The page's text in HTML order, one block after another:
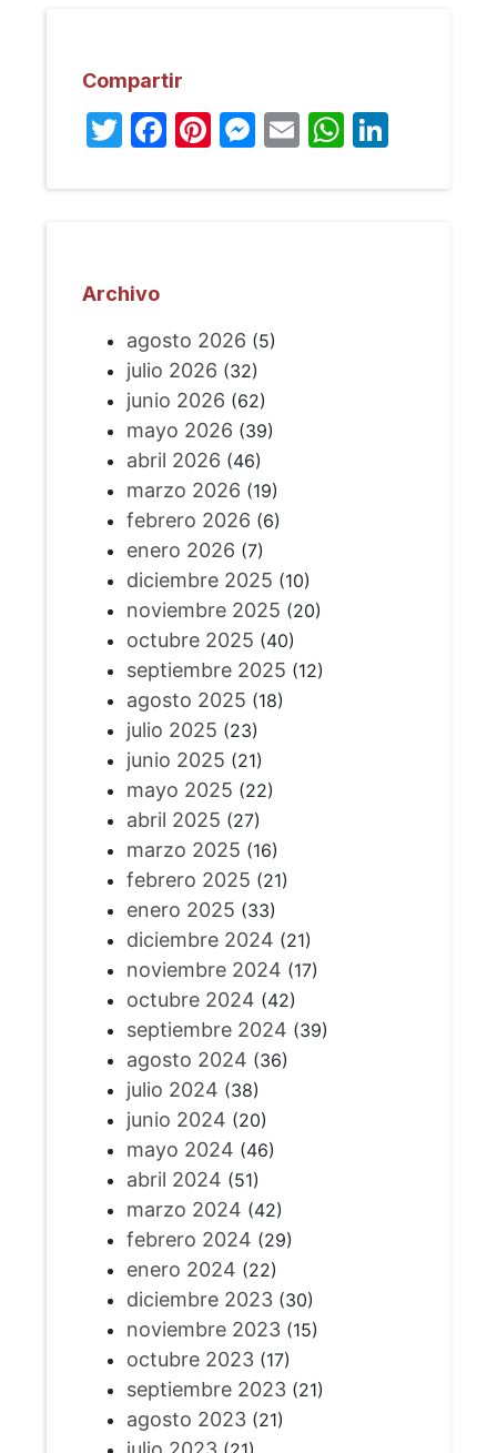
Compartir
Twitter
Facebook
Pinterest
Messenger
Email
Archivo
agosto 2026 (5)
julio 2026 (32)
junio 2026 (62)
mayo 2026 (39)
abril 2026 (46)
marzo 2026 (19)
febrero 2026 (6)
enero 2026 (7)
diciembre 2025 (10)
noviembre 2025 (20)
octubre 2025 (40)
septiembre 2025 (12)
agosto 2025 (18)
julio 2025 (23)
junio 2025 (21)
mayo 2025 (22)
abril 2025 (27)
marzo 2025 (16)
febrero 2025 (21)
enero 2025 (33)
diciembre 2024 (21)
noviembre 2024 (17)
octubre 2024 (42)
septiembre 2024 (39)
agosto 2024 (36)
julio 2024 (38)
junio 2024 (20)
mayo 2024 (46)
abril 2024 (51)
marzo 2024 (42)
febrero 2024 (29)
enero 2024 (22)
diciembre 2023(30)
noviembre 2023(15)
octubre 2023(17)
septiembre 2023(21)
agosto 2023(21)